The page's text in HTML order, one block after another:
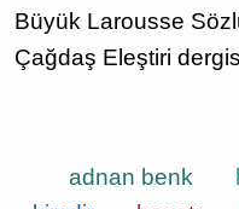
Büyük Larousse
Çağdaş Eleştiri
adnan benk